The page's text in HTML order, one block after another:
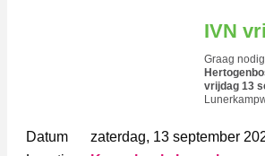
IVN
Graag
vrijdag 13
Datum
zaterdag, 13 september